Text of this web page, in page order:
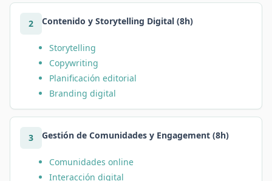
2 Contenido y Storytelling Digital (8h)
Storytelling
Copywriting
Planificación editorial
Branding digital
3 Gestión de Comunidades y Engagement (8h)
Comunidades online
Interacción digital